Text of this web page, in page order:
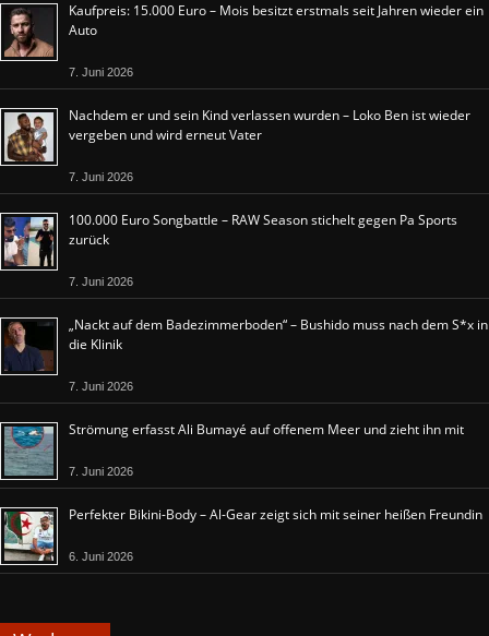
Kaufpreis: 15.000 Euro – Mois besitzt erstmals seit Jahren wieder ein
Auto
7. Juni 2026
Nachdem er und sein Kind verlassen wurden – Loko Ben ist wieder
vergeben und wird erneut Vater
7. Juni 2026
100.000 Euro Songbattle – RAW Season stichelt gegen Pa Sports
zurück
7. Juni 2026
„Nackt auf dem Badezimmerboden“ – Bushido muss nach dem S*x in
die Klinik
7. Juni 2026
Strömung erfasst Ali Bumayé auf offenem Meer und zieht ihn mit
7. Juni 2026
Perfekter Bikini-Body – Al-Gear zeigt sich mit seiner heißen Freundin
6. Juni 2026